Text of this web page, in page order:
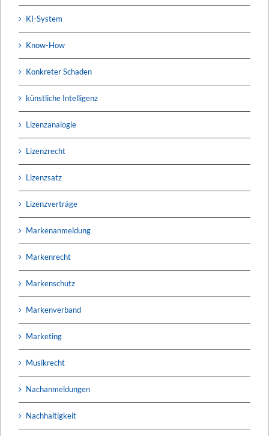
KI-System
Know-How
Konkreter Schaden
künstliche Intelligenz
Lizenzanalogie
Lizenzrecht
Lizenzsatz
Lizenzverträge
Markenanmeldung
Markenrecht
Markenschutz
Markenverband
Marketing
Musikrecht
Nachanmeldungen
Nachhaltigkeit